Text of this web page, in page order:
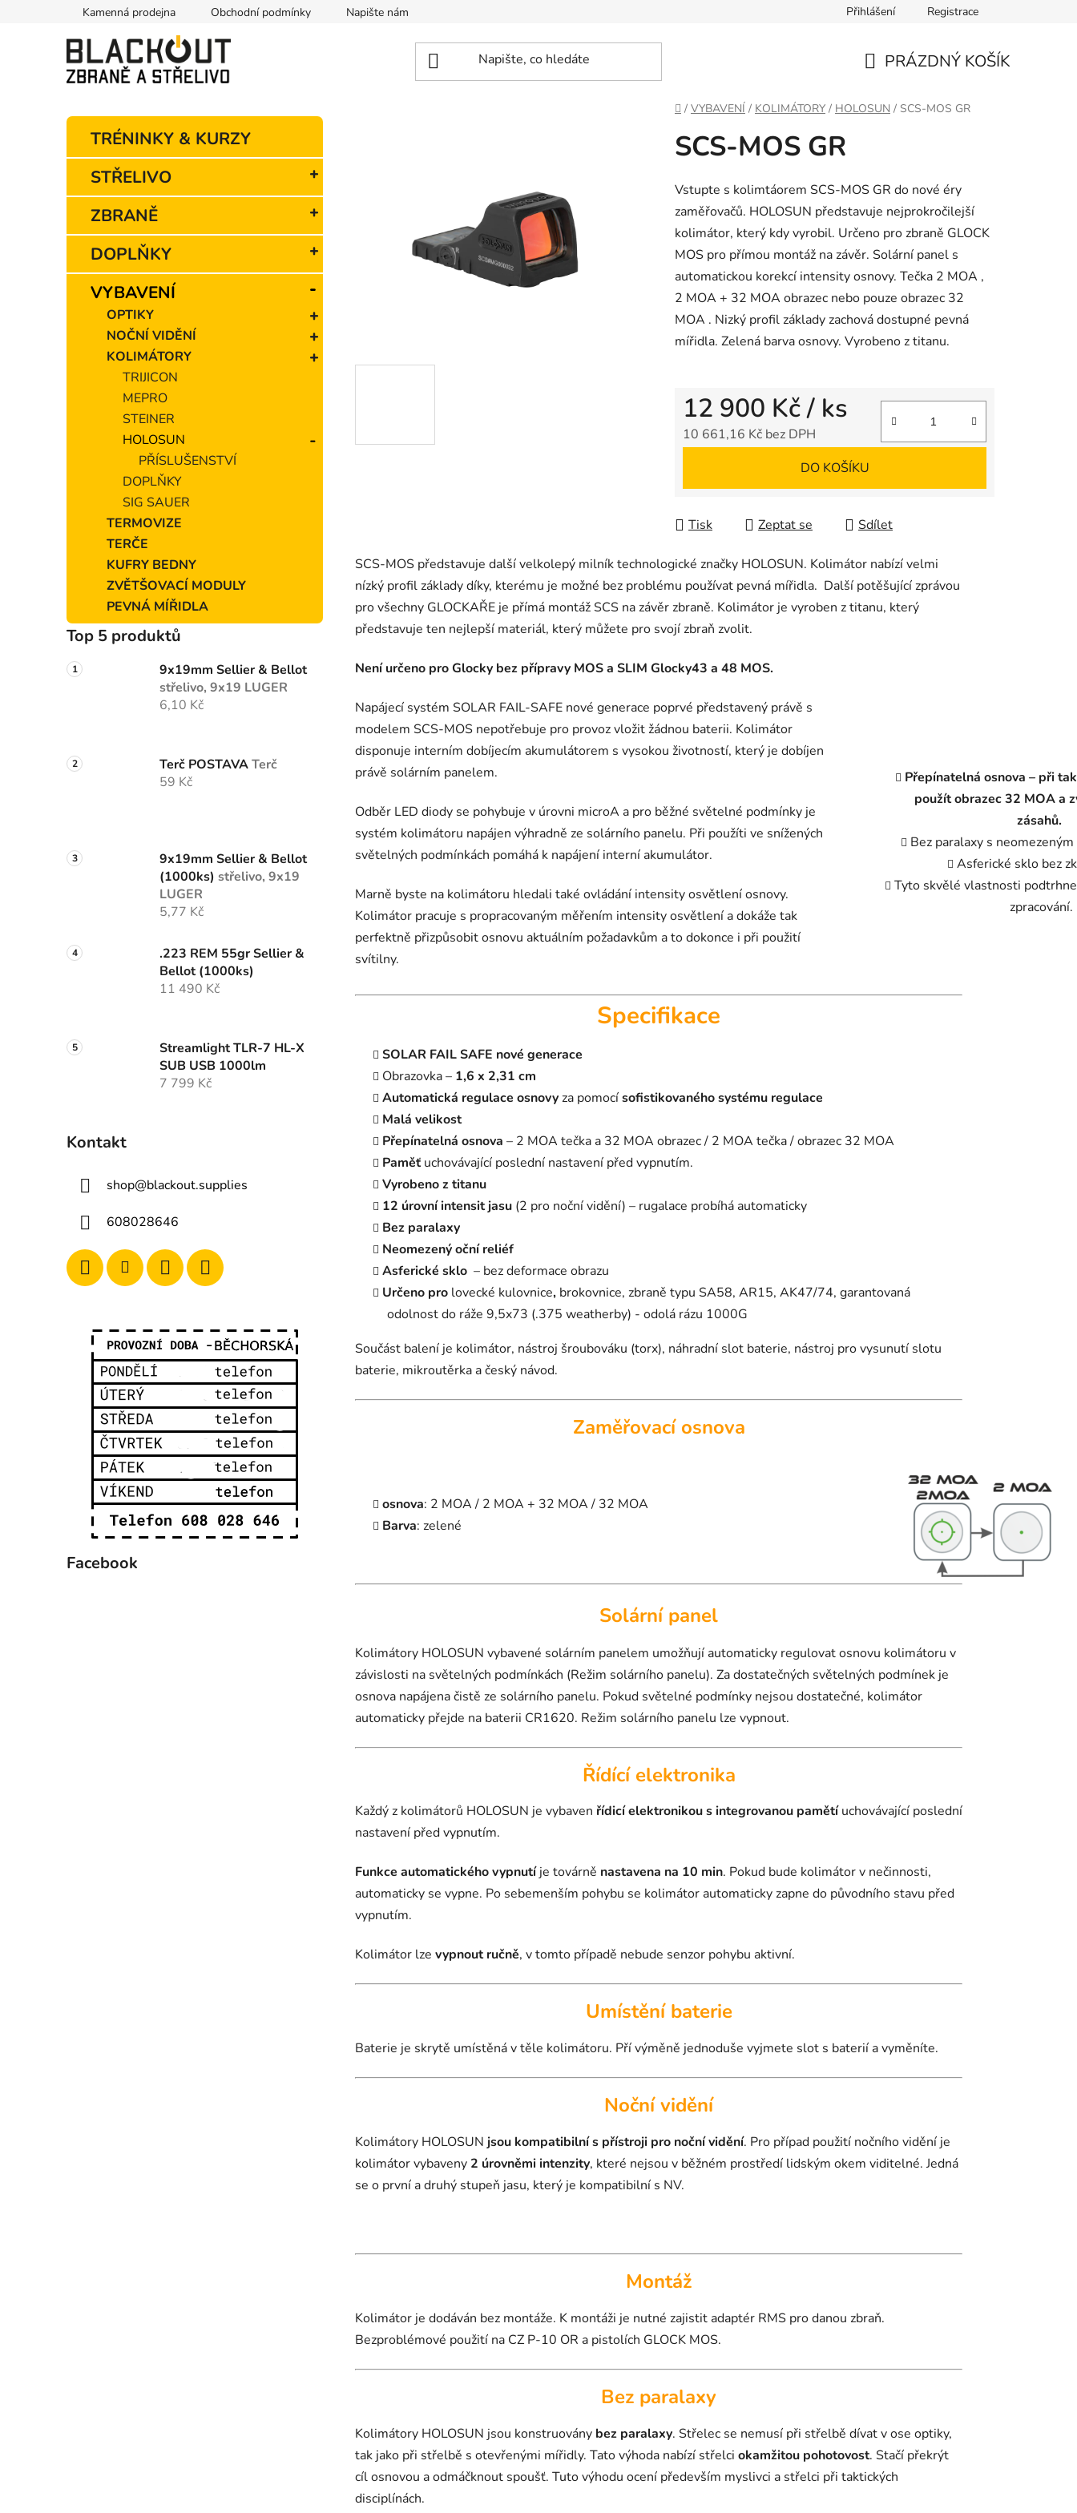
Kamenná prodejna Obchodní podmínky Napište nám Přihlášení Registrace
KOŠÍK
PRÁZDNÝ KOŠÍK
Domů
/ VYBAVENÍ / KOLIMÁTORY / HOLOSUN / SCS-MOS GR
P
s
a
n
Přeskočit
kategorie
K
t
g
r
e
TRÉNINKY & KURZY
STŘELIVO
ZBRANĚ
DOPLŇKY
VYBAVENÍ
OPTIKY
NOČNÍ VIDĚNÍ
KOLIMÁTORY
TRIJICON
MEPRO
STEINER
HOLOSUN
PŘÍSLUŠENSTVÍ
DOPLŇKY
SIG SAUER
TERMOVIZE
TERČE
KUFRY BEDNY
ZVĚTŠOVACÍ MODULY
PEVNÁ MÍŘIDLA
Top 5 produktů
9x19mm Sellier & Bellot
střelivo, 9x19 LUGER
6,10 Kč
Terč POSTAVATerč
59 Kč
9x19mm Sellier & Bellot
(1000ks) střelivo, 9x19
LUGER
5,77 Kč
.223 REM 55gr Sellier &
Bellot (1000ks)
11 490 Kč
Streamlight TLR-7 HL-X
SUB USB 1000lm
7 799 Kč
Kontakt
shop@blackout.supplies
608028646
Facebook
SCS-MOS GR
Vstupte s kolimtáorem SCS-MOS GR do nové éry
zaměřovačů. HOLOSUN představuje nejprokročilejší
kolimátor, který kdy vyrobil. Určeno pro zbraně GLOCK
MOS pro přímou montáž na závěr. Solární panel s
automatickou korekcí intensity osnovy. Tečka 2 MOA ,
2 MOA + 32 MOA obrazec nebo pouze obrazec 32
MOA . Nizký profil základy zachová dostupné pevná
mířidla. Zelená barva osnovy. Vyrobeno z titanu.
12 900 Kč/ ks
10 661,16 Kč bez DPH
DO KOŠÍKU
Tisk Zeptat se Sdílet
SCS-MOS představuje další velkolepý milník technologické značky HOLOSUN. Kolimátor nabízí velmi
nízký profil základy díky, kterému je možné bez problému používat pevná mířidla. Další potěšující zprávou
pro všechny GLOCKAŘE je přímá montáž SCS na závěr zbraně. Kolimátor je vyroben z titanu, který
představuje ten nejlepší materiál, který můžete pro svojí zbraň zvolit.
Není určeno pro Glocky bez přípravy MOS a SLIM Glocky43 a 48 MOS.
Napájecí systém SOLAR FAIL-SAFE nové generace poprvé představený právě s
modelem SCS-MOS nepotřebuje pro provoz vložit žádnou baterii. Kolimátor
disponuje interním dobíjecím akumulátorem s vysokou životností, který je dobíjen
právě solárním panelem.
Odběr LED diody se pohybuje v úrovni microA a pro běžné světelné podmínky je
systém kolimátoru napájen výhradně ze solárního panelu. Při použíti ve snížených
světelných podmínkách pomáhá k napájení interní akumulátor.
Marně byste na kolimátoru hledali také ovládání intensity osvětlení osnovy.
Kolimátor pracuje s propracovaným měřením intensity osvětlení a dokáže tak
perfektně přizpůsobit osnovu aktuálním požadavkům a to dokonce i při použití
svítilny.
Přepínatelná osnova – při
použít obrazec 32 MOA a
zásahů.
Bez paralaxy s
Asferické sklo bez
Tyto skvělé vlastnosti
zpracování.
Specifikace
SOLAR FAIL SAFE nové generace
Obrazovka – 1,6 x 2,31 cm
Automatická regulace osnovyza pomocísofistikovaného systému regulace
Malá velikost
Přepínatelná osnova – 2 MOA tečka a 32 MOA obrazec / 2 MOA tečka / obrazec 32 MOA
Paměťuchovávající poslední nastavení před vypnutím.
Vyrobeno z titanu
12 úrovní intensit jasu (2 pro noční vidění) – rugalace probíhá automaticky
Bez paralaxy
Neomezený oční reliéf
Asferické sklo – bez deformace obrazu
Určeno pro lovecké kulovnice, brokovnice, zbraně typu SA58, AR15, AK47/74, garantovaná
odolnost do ráže 9,5x73 (.375 weatherby) - odolá rázu 1000G
Součást balení je kolimátor, nástroj šroubováku (torx), náhradní slot baterie, nástroj pro vysunutí slotu
baterie, mikroutěrka a český návod.
Zaměřovací osnova
osnova: 2 MOA / 2 MOA + 32 MOA / 32 MOA
Barva: zelené
Solární panel
Kolimátory HOLOSUN vybavené solárním panelem umožňují automaticky regulovat osnovu kolimátoru v
závislosti na světelných podmínkách (Režim solárního panelu). Za dostatečných světelných podmínek je
osnova napájena čistě ze solárního panelu. Pokud světelné podmínky nejsou dostatečné, kolimátor
automaticky přejde na baterii CR1620. Režim solárního panelu lze vypnout.
Řídící elektronika
Každý z kolimátorů HOLOSUN je vybaven řídicí elektronikou s integrovanou pamětí uchovávající poslední
nastavení před vypnutím.
Funkce automatického vypnutíje továrně nastavena na 10 min. Pokud bude kolimátor v nečinnosti,
automaticky se vypne. Po sebemenším pohybu se kolimátor automaticky zapne do původního stavu před
vypnutím.
Kolimátor lze vypnout ručně, v tomto případě nebude senzor pohybu aktivní.
Umístění baterie
Baterie je skrytě umístěná v těle kolimátoru. Pří výměně jednoduše vyjmete slot s baterií a vyměníte.
Noční vidění
Kolimátory HOLOSUN jsou kompatibilní s přístroji pro noční vidění. Pro případ použití nočního vidění je
kolimátor vybaveny 2 úrovněmi intenzity, které nejsou v běžném prostředí lidským okem viditelné. Jedná
se o první a druhý stupeň jasu, který je kompatibilní s NV.
Montáž
Kolimátor je dodáván bez montáže. K montáži je nutné zajistit adaptér RMS pro danou zbraň.
Bezproblémové použití na CZ P-10 OR a pistolích GLOCK MOS.
Bez paralaxy
Kolimátory HOLOSUN jsou konstruovány bez paralaxy. Střelec se nemusí při střelbě dívat v ose optiky,
tak jako při střelbě s otevřenými mířidly. Tato výhoda nabízí střelci okamžitou pohotovost. Stačí překrýt
cíl osnovou a odmáčknout spoušť. Tuto výhodu ocení především myslivci a střelci při taktických
disciplínách.